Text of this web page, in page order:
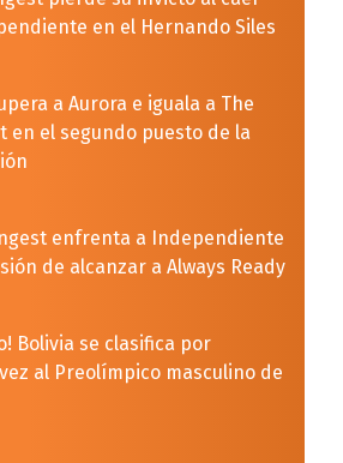
en el Hernando Siles
a Aurora e iguala a The
en el segundo puesto de la
enfrenta a Independiente
de alcanzar a Always Ready
Bolivia se clasifica por
al Preolímpico masculino de